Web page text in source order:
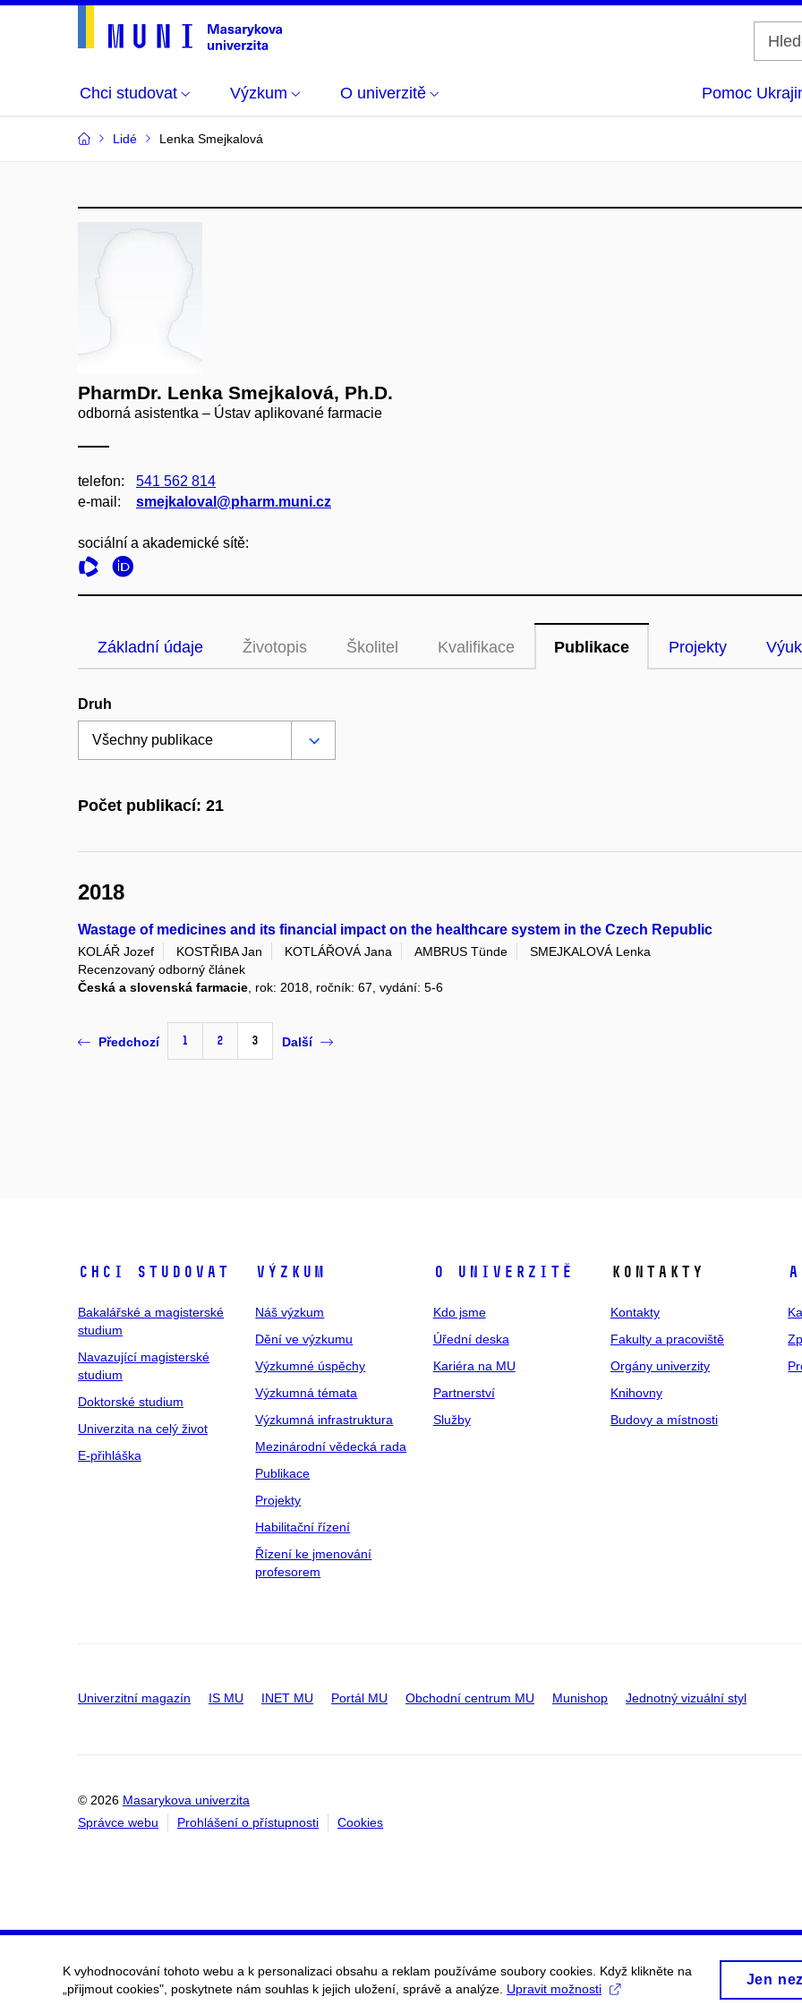
Chci studovat Výzkum O univerzitě Pomoc
Lidé Lenka Smejkalová
PharmDr. Lenka Smejkalová, Ph.D.
odborná asistentka – Ústav aplikované farmacie
telefon:
541 562 814
e‑mail:
smejkaloval@pharm.muni.cz
sociální a akademické sítě:
Základní údaje Životopis Školitel Kvalifikace Publikace Projekty
Druh
Počet publikací: 21
2018
Wastage of medicines and its financial impact on the healthcare system in the Czech Republic
KOLÁŘ Jozef KOSTŘIBA Jan KOTLÁŘOVÁ Jana AMBRUS Tünde
SMEJKALOVÁ Lenka
Recenzovaný odborný článek
Česká a slovenská farmacie, rok: 2018, ročník: 67, vydání: 5-6
Předchozí 1 2 3 Další
Chci studovat
Bakalářské a magisterské
studium
Navazující magisterské
studium
Doktorské studium
Univerzita na celý život
E-přihláška
Výzkum
Náš výzkum
Dění ve výzkumu
Výzkumné úspěchy
Výzkumná témata
Výzkumná infrastruktura
Mezinárodní vědecká rada
Publikace
Projekty
Habilitační řízení
Řízení ke jmenování
profesorem
O univerzitě
Kdo jsme
Úřední deska
Kariéra na MU
Partnerství
Služby
Kontakty
Kontakty
Fakulty a pracoviště
Orgány univerzity
Knihovny
Budovy a místnosti
Univerzitní magazín IS MU INET MU Portál MU Obchodní centrum MU Munishop Jednotný vizuální styl
© 2026 Masarykova univerzita
Správce webu
Prohlášení o přístupnosti Cookies
K vyhodnocování tohoto webu a k personalizaci obsahu a reklam používáme soubory cookies. Když klikněte na
„přijmout cookies", poskytnete nám souhlas k jejich uložení, správě a analýze. Upravit možnosti
Jen